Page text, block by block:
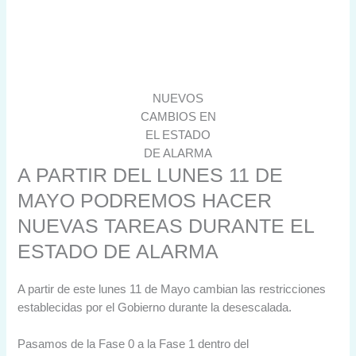
NUEVOS
CAMBIOS EN
EL ESTADO
DE ALARMA
A PARTIR DEL LUNES 11 DE
MAYO PODREMOS HACER
NUEVAS TAREAS DURANTE EL
ESTADO DE ALARMA
A partir de este lunes 11 de Mayo cambian las restricciones
establecidas por el Gobierno durante la desescalada.
Pasamos de la Fase 0 a la Fase 1 dentro del